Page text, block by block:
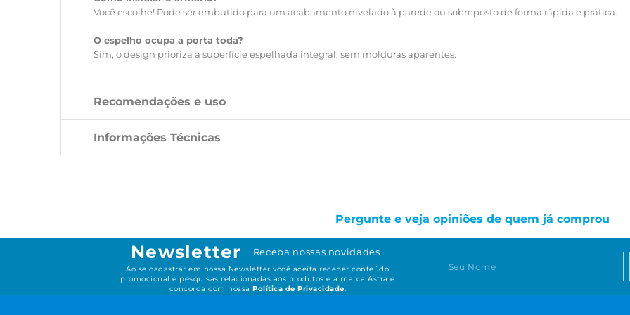
Você escolhe! Pode ser embutido para um acabamento nivelado à parede ou sobreposto de forma rápida e prática.
O espelho ocupa a porta toda?
Sim, o design prioriza a superfície espelhada integral, sem molduras aparentes.
Recomendações e uso
Informações Técnicas
Pergunte e veja opiniões de quem já comprou
Newsletter Receba nossas novidades
Ao se cadastrar em nossa Newsletter você aceita receber conteúdo
promocional e pesquisas relacionadas aos produtos e a marca Astra e
concorda com nossaPolítica de Privacidade.